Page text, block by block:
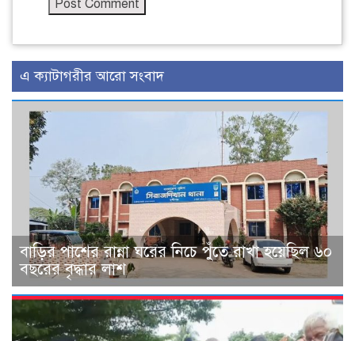
এ ক্যাটাগরীর আরো সংবাদ
বাড়ির পাশের রান্না ঘরের নিচে পুঁতে রাখা হয়েছিল ৬০
বছরের বৃদ্ধার লাশ